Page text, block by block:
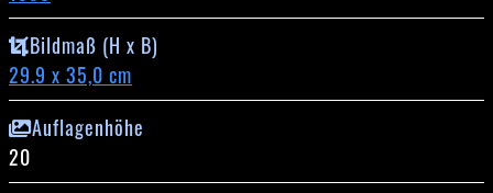
Bildmaß (H x B)
29.9 x 35,0 cm
Auflagenhöhe
20